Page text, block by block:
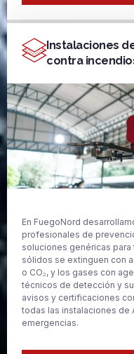
Instalaciones
contra
En FuegoNord
profesionales de
soluciones genéricas
sólidos se extinguen con
o CO₂, y los gases con
técnicos de detección y
avisos y certificaciones
todas las instalaciones de
emergencias.